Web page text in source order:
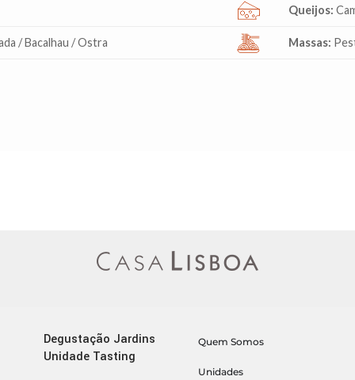
Queijos:
/ Bacalhau / Ostra Massas:
Degustação Jardins
Unidade Tasting
Quem Somos
Unidades